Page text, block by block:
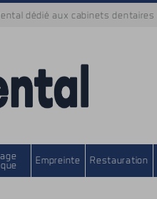
dédié aux cabinets dentaires
Empreinte Restauration